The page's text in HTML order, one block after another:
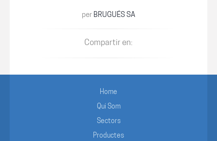
per BRUGUÉS SA
Compartir en:
Home
Qui Som
Sectors
Productes